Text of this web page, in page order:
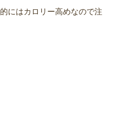
にはカロリー高めなので注